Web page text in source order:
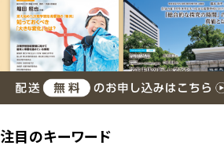
注目のキーワード